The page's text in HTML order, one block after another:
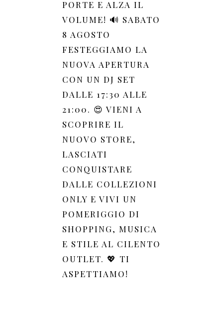
PORTE E ALZA IL
VOLUME! 🔊 SABATO
8 AGOSTO
FESTEGGIAMO LA
NUOVA APERTURA
CON UN DJ SET
DALLE 17:30 ALLE
21:00. 😍 VIENI A
SCOPRIRE IL
NUOVO STORE,
LASCIATI
CONQUISTARE
DALLE COLLEZIONI
ONLY E VIVI UN
POMERIGGIO DI
SHOPPING, MUSICA
E STILE AL CILENTO
OUTLET. 💖 TI
ASPETTIAMO!